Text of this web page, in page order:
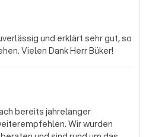
und erklärt sehr gut, so
Vielen Dank Herr Büker!
bereits jahrelanger
Wir wurden